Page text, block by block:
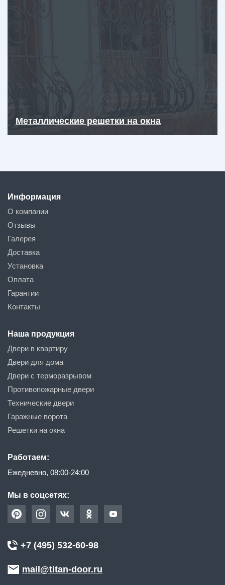
Металлические решетки на окна
Информация
О компании
Отзывы
Галерея
Доставка
Установка
Оплата
Гарантии
Контакты
Наша продукция
Двери в квартиру
Двери для дома
Двери с терморазрывом
Противопожарные двери
Технические двери
Гаражные ворота
Решетки на окна
Работаем:
Ежедневно, 08:00-24:00
Мы в соцсетях:
+7 (495) 532-60-98
mail@titan-door.ru